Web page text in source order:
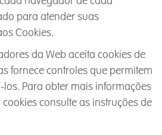
para atender suas
Cookies.
da Web aceita cookies de
fornece controles que permitem
Para obter mais informações
consulte as instruções de